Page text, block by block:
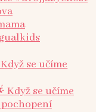
Když se učíme